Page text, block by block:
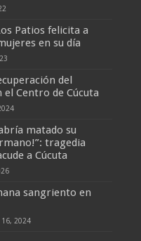
Patios felicita a
en su día
del
el Centro de Cúcuta
matado su
tragedia
a Cúcuta
sangriento en
2024